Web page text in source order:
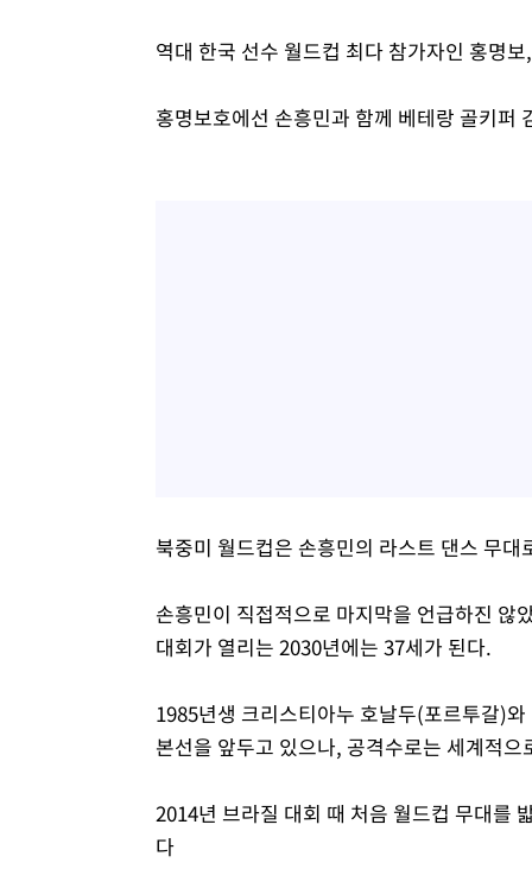
역대 한국 선수 월드컵 최다 참가자인 홍명
홍명보호에선 손흥민과 함께 베테랑 골키퍼
북중미 월드컵은 손흥민의 라스트 댄스 무
손흥민이 직접적으로 마지막을 언급하진 않
대회가 열리는 2030년에는 37세가 된다.
1985년생 크리스티아누 호날두(포르투갈)
본선을 앞두고 있으나, 공격수로는 세계적
2014년 브라질 대회 때 처음 월드컵 무대를
다